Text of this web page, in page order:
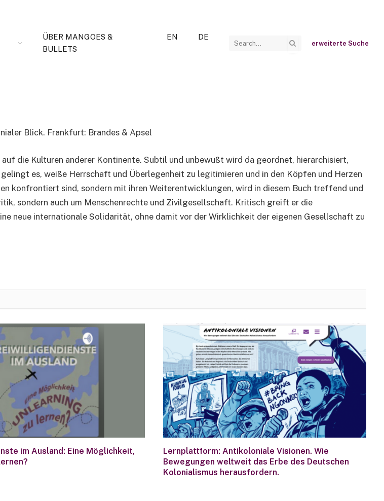
ÜBER MANGOES &
BULLETS
EN DE
erweiterte Suche
und
Blick. Frankfurt: Brandes & Apsel
die Kulturen anderer Kontinente. Subtil und unbewußt wird da geordnet, hierarchisiert,
es, weiße Herrschaft und Überlegenheit zu legitimieren und in den Köpfen und Herzen
konfrontiert sind, sondern mit ihren Weiterentwicklungen, wird in diesem Buch treffend und
sondern auch um Menschenrechte und Zivilgesellschaft. Kritisch greift er die
neue internationale Solidarität, ohne damit vor der Wirklichkeit der eigenen Gesellschaft zu
im Ausland: Eine Möglichkeit,
Lernplattform: Antikoloniale Visionen. Wie
Bewegungen weltweit das Erbe des Deutschen
Kolonialismus herausfordern.